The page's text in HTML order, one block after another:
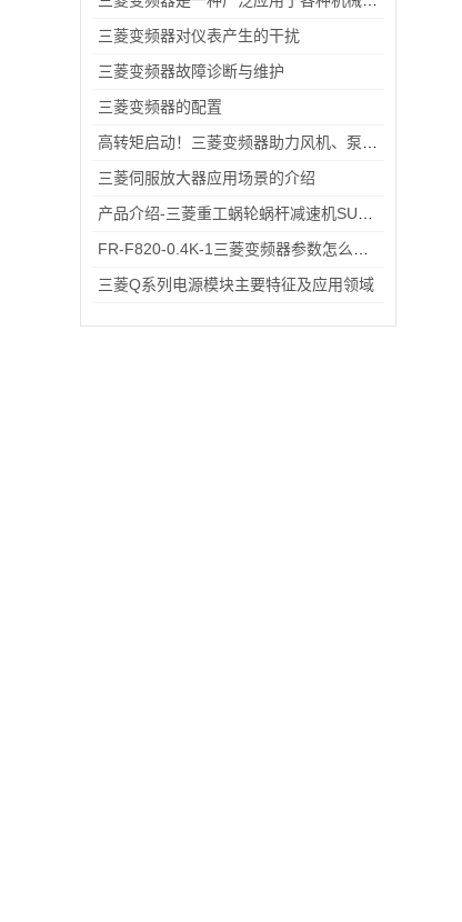
三菱变频器对仪表产生的干扰
三菱变频器故障诊断与维护
三菱变频器的配置
三菱伺服放大器应用场景的介绍
三菱Q系列电源模块主要特征及应用领域